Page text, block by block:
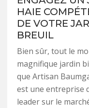
HAIE
DE VOTRE
BREUIL
Bien sûr, tout le
magnifique jardin
que Artisan
est une entreprise
leader sur le